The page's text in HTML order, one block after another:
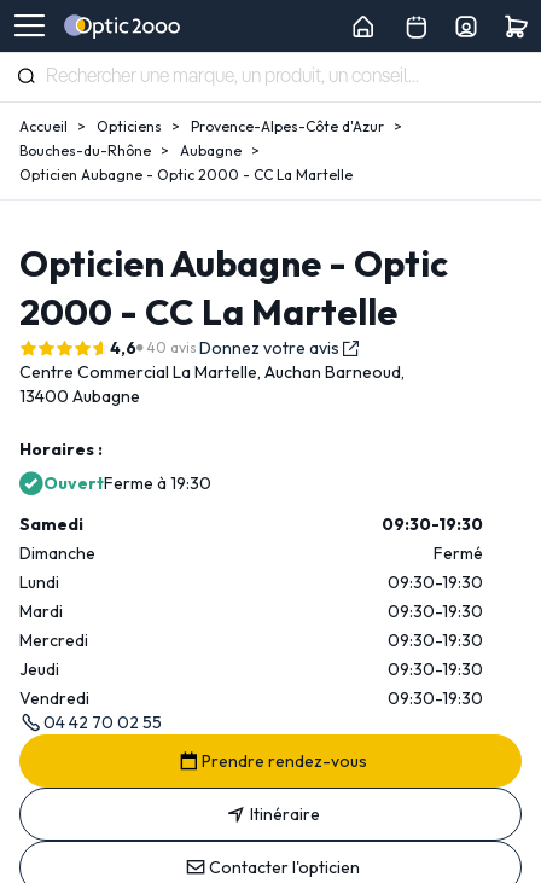
Accueil Opticiens
Provence-Alpes-Côte d'Azur
Bouches-du-Rhône
Aubagne
Opticien Aubagne - Optic 2000 - CC La Martelle
Opticien Aubagne - Optic
2000 - CC La Martelle
4,6 40 avis Donnez votre avis
Centre Commercial La Martelle, Auchan Barneoud,
13400 Aubagne
Horaires :
OuvertFerme à 19:30
Samedi
09:30-19:30
Dimanche
Fermé
Lundi
09:30-19:30
Mardi
09:30-19:30
Mercredi
09:30-19:30
Jeudi
09:30-19:30
Vendredi
09:30-19:30
04 42 70 02 55
Prendre rendez-vous
Itinéraire
Contacter l'opticien